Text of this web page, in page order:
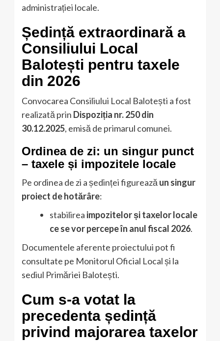
administrației locale.
Ședință extraordinară a
Consiliului Local
Balotești pentru taxele
din 2026
Convocarea Consiliului Local Balotești a fost
realizată prin Dispoziția nr. 250 din
30.12.2025, emisă de primarul comunei.
Ordinea de zi: un singur punct
– taxele și impozitele locale
Pe ordinea de zi a ședinței figurează un singur
proiect de hotărâre:
stabilirea impozitelor și taxelor locale
ce se vor percepe în anul fiscal 2026.
Documentele aferente proiectului pot fi
consultate pe Monitorul Oficial Local și la
sediul Primăriei Balotești.
Cum s-a votat la
precedenta ședință
privind majorarea taxelor